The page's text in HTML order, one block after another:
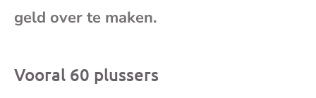
geld over te maken.
Vooral 60 plussers